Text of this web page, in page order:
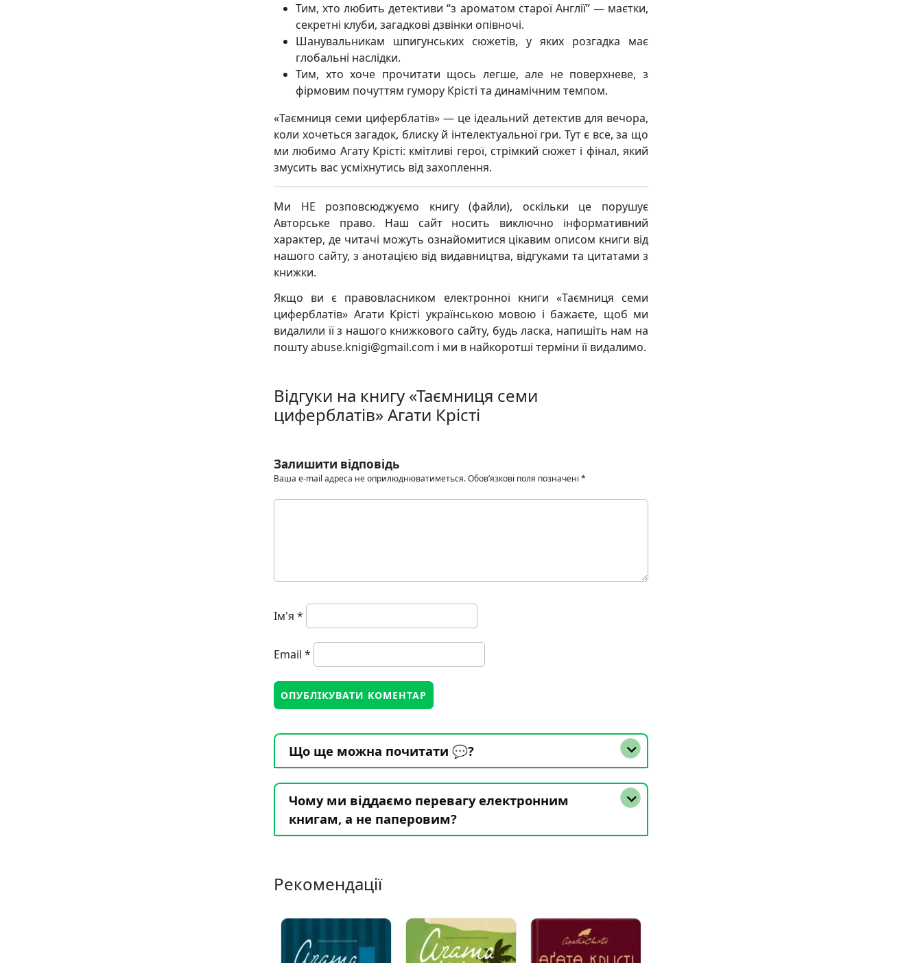
Тим, хто любить детективи “з ароматом старої Англії” — маєтки,
секретні клуби, загадкові дзвінки опівночі.
Шанувальникам шпигунських сюжетів, у яких розгадка має
глобальні наслідки.
Тим, хто хоче прочитати щось легше, але не поверхневе, з
фірмовим почуттям гумору Крісті та динамічним темпом.
«Таємниця семи циферблатів» — це ідеальний детектив для вечора,
коли хочеться загадок, блиску й інтелектуальної гри. Тут є все, за що
ми любимо Агату Крісті: кмітливі герої, стрімкий сюжет і фінал, який
змусить вас усміхнутись від захоплення.
Ми НЕ розповсюджуємо книгу (файли), оскільки це порушує
Авторське право. Наш сайт носить виключно інформативний
характер, де читачі можуть ознайомитися цікавим описом книги від
нашого сайту, з анотацією від видавництва, відгуками та цитатами з
книжки.
Якщо ви є правовласником електронної книги «Таємниця семи
циферблатів» Агати Крісті українською мовою і бажаєте, щоб ми
видалили її з нашого книжкового сайту, будь ласка, напишіть нам на
пошту abuse.knigi@gmail.com і ми в найкоротші терміни її видалимо.
Відгуки на книгу «Таємниця семи
циферблатів» Агати Крісті
Залишити відповідь
Ваша e-mail адреса не оприлюднюватиметься.Обов’язкові поля позначені *
Ім'я *
Email *
Що ще можна почитати 💬?
Чому ми віддаємо перевагу електронним
книгам, а не паперовим?
Рекомендації